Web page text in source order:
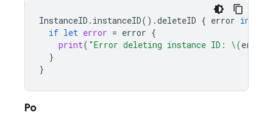
InstanceID . instanceID().deleteID { error in
if let error = error {
print( "Error deleting instance ID: \(error
}
}
Po